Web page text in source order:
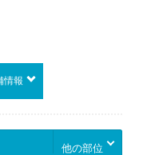
情報
他の部位